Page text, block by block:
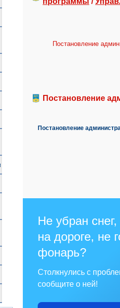
Постановление
Постановление
Постановление
Не убран
на дороге, не
фонарь?
Столкнулись с
сообщите о ней!